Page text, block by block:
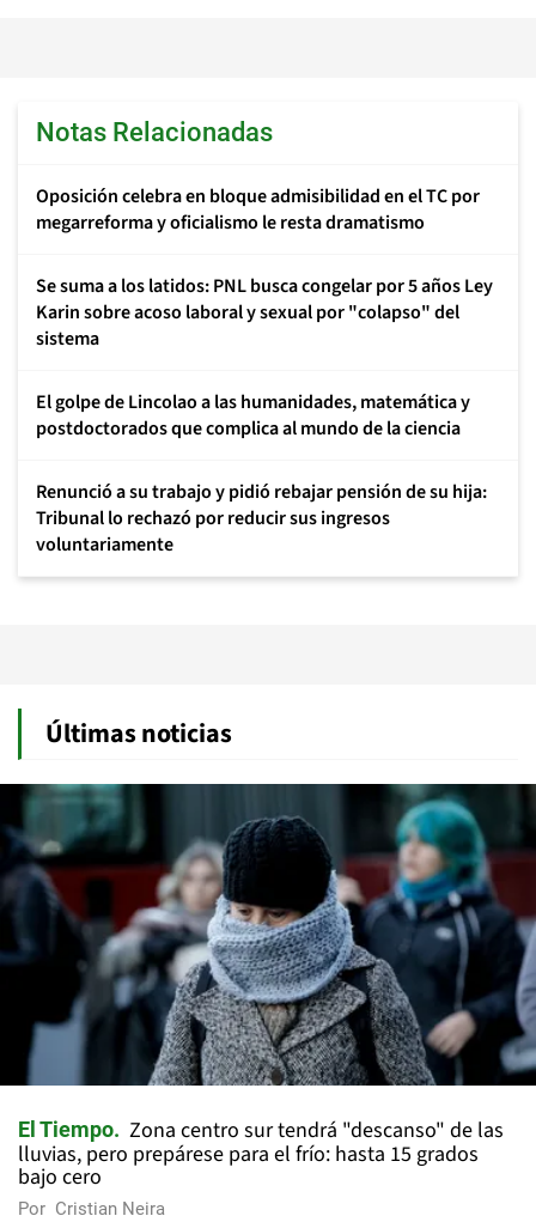
Notas Relacionadas
Oposición celebra en bloque admisibilidad en el TC por
megarreforma y oficialismo le resta dramatismo
Se suma a los latidos: PNL busca congelar por 5 años Ley
Karin sobre acoso laboral y sexual por "colapso" del
sistema
El golpe de Lincolao a las humanidades, matemática y
postdoctorados que complica al mundo de la ciencia
Renunció a su trabajo y pidió rebajar pensión de su hija:
Tribunal lo rechazó por reducir sus ingresos
voluntariamente
Últimas noticias
El Tiempo
Zona centro sur tendrá "descanso" de las
lluvias, pero prepárese para el frío: hasta 15 grados
bajo cero
Por Cristian Neira